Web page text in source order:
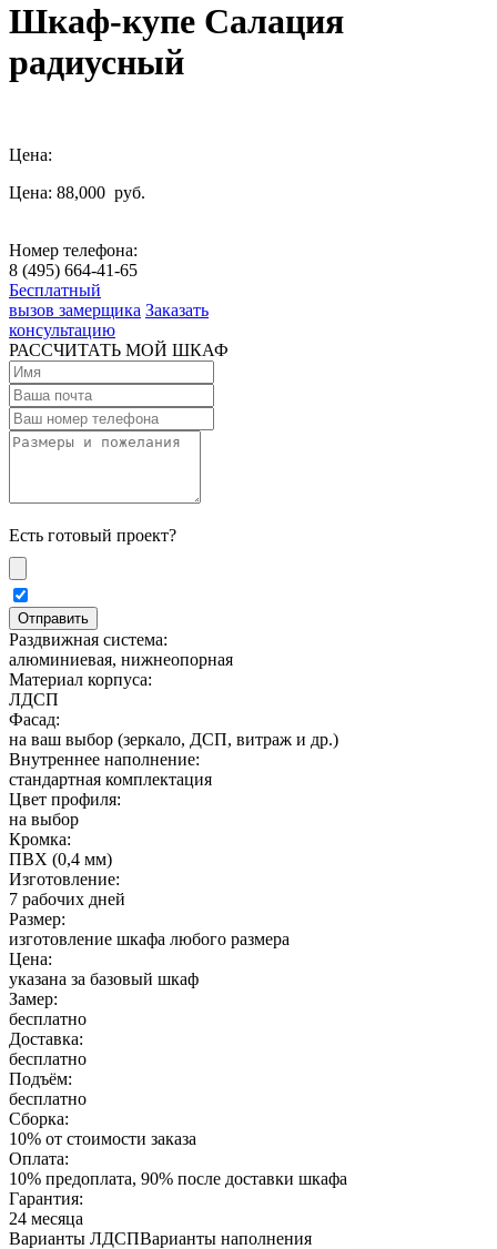
Шкаф-купе Салация
радиусный
Цена:
Цена: 88,000 руб.
Номер телефона:
8 (495) 664-41-65
Бесплатный
вызов замерщика Заказать
консультацию
РАССЧИТАТЬ МОЙ ШКАФ
Есть готовый проект?
Раздвижная система:
алюминиевая, нижнеопорная
Материал корпуса:
ЛДСП
Фасад:
на ваш выбор (зеркало, ДСП, витраж и др.)
Внутреннее наполнение:
стандартная комплектация
Цвет профиля:
на выбор
Кромка:
ПВХ (0,4 мм)
Изготовление:
7 рабочих дней
Размер:
изготовление шкафа любого размера
Цена:
указана за базовый шкаф
Замер:
бесплатно
Доставка:
бесплатно
Подъём:
бесплатно
Сборка:
10% от стоимости заказа
Оплата:
10% предоплата, 90% после доставки шкафа
Гарантия:
24 месяца
Варианты ЛДСПВарианты наполнения